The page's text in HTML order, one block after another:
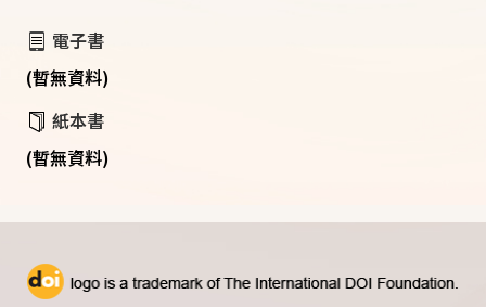
電子書
(暫無資料)
紙本書
(暫無資料)